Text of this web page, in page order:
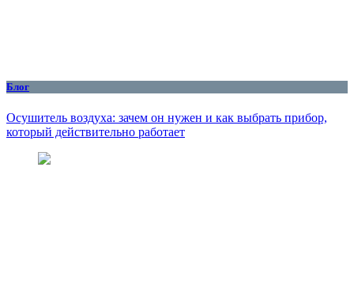
Блог
Осушитель воздуха: зачем он нужен и как выбрать прибор,
который действительно работает